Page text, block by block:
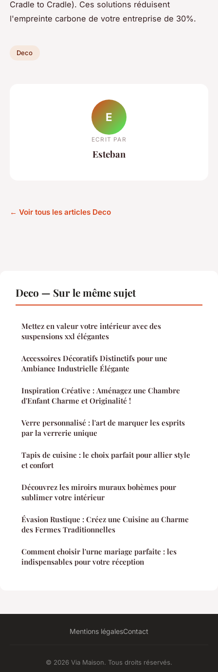
Cradle to Cradle). Ces solutions réduisent
l'empreinte carbone de votre entreprise de 30%.
Deco
E
ECRIT PAR
Esteban
← Voir tous les articles Deco
Deco — Sur le même sujet
Mettez en valeur votre intérieur avec des
suspensions xxl élégantes
Accessoires Décoratifs Distinctifs pour une
Ambiance Industrielle Élégante
Inspiration Créative : Aménagez une Chambre
d'Enfant Charme et Originalité !
Verre personnalisé : l'art de marquer les esprits
par la verrerie unique
Tapis de cuisine : le choix parfait pour allier style
et confort
Découvrez les miroirs muraux bohèmes pour
sublimer votre intérieur
Évasion Rustique : Créez une Cuisine au Charme
des Fermes Traditionnelles
Comment choisir l'urne mariage parfaite : les
indispensables pour votre réception
Mentions légalesContact
© 2026 Via Maison. Tous droits réservés.